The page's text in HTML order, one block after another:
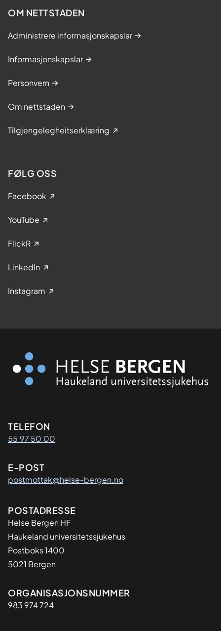
OM NETTSTADEN
Administrere informasjonskapslar
Informasjonskapslar
Personvern
Om nettstaden
Tilgjengelegheitserklæring
FØLG OSS
Facebook
YouTube
FlickR
LinkedIn
Instagram
Kontaktinformasjon
TELEFON
55 97 50 00
E-POST
postmottak@helse-bergen.no
Adresse
POSTADRESSE
Helse Bergen HF
Haukeland universitetssjukehus
Postboks 1400
5021 Bergen
Organisasjon
ORGANISASJONSNUMMER
983 974 724